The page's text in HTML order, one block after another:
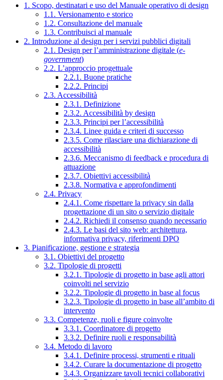
1. Scopo, destinatari e uso del Manuale operativo di design
1.1. Versionamento e storico
1.2. Consultazione del manuale
1.3. Contribuisci al manuale
2. Introduzione al design per i servizi pubblici digitali
2.1. Design per l’amministrazione digitale (e-
government)
2.2. L’approccio progettuale
2.2.1. Buone pratiche
2.2.2. Principi
2.3. Accessibilità
2.3.1. Definizione
2.3.2. Accessibilità by design
2.3.3. Principi per l’accessibilità
2.3.4. Linee guida e criteri di successo
2.3.5. Come rilasciare una dichiarazione di
accessibilità
2.3.6. Meccanismo di feedback e procedura di
attuazione
2.3.7. Obiettivi accessibilità
2.3.8. Normativa e approfondimenti
2.4. Privacy
2.4.1. Come rispettare la privacy sin dalla
progettazione di un sito o servizio digitale
2.4.2. Richiedi il consenso quando necessario
2.4.3. Le basi del sito web: architettura,
informativa privacy, riferimenti DPO
3. Pianificazione, gestione e strategia
3.1. Obiettivi del progetto
3.2. Tipologie di progetti
3.2.1. Tipologie di progetto in base agli attori
coinvolti nel servizio
3.2.2. Tipologie di progetto in base al focus
3.2.3. Tipologie di progetto in base all’ambito di
intervento
3.3. Competenze, ruoli e figure coinvolte
3.3.1. Coordinatore di progetto
3.3.2. Definire ruoli e responsabilità
3.4. Metodo di lavoro
3.4.1. Definire processi, strumenti e rituali
3.4.2. Curare la documentazione di progetto
3.4.3. Organizzare tavoli tecnici collaborativi